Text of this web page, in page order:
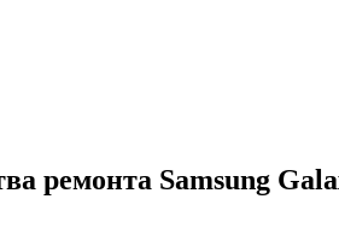
ремонта Samsung